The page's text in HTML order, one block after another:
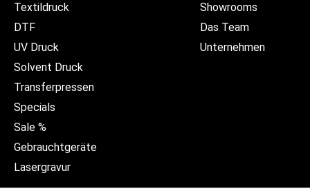
Textildruck
DTF
UV Druck
Solvent Druck
Transferpressen
Specials
Sale %
Gebrauchtgeräte
Lasergravur
Showrooms
Das Team
Unternehmen